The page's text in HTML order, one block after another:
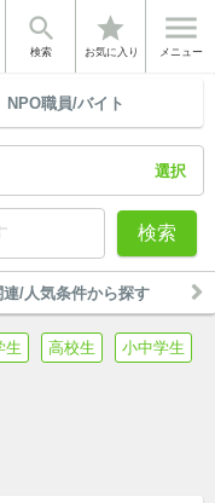

検索
star
お気に入り

メニュー
NPO職員/バイト
選択
検索
連/人気条件から探す
生 高校生 小中学生